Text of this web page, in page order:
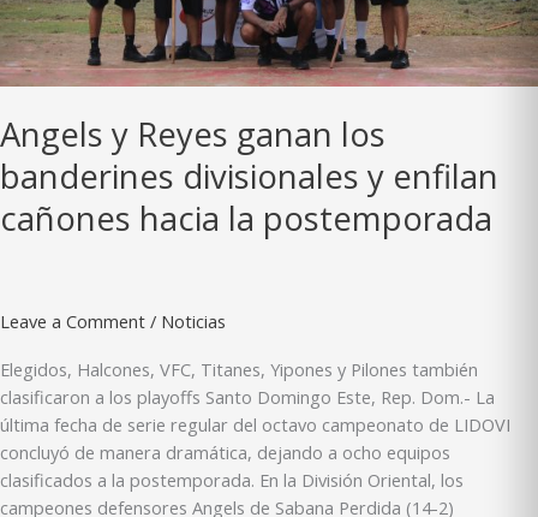
Angels y Reyes ganan los
banderines divisionales y enfilan
cañones hacia la postemporada
Leave a Comment / Noticias
Elegidos, Halcones, VFC, Titanes, Yipones y Pilones también
clasificaron a los playoffs Santo Domingo Este, Rep. Dom.- La
última fecha de serie regular del octavo campeonato de LIDOVI
concluyó de manera dramática, dejando a ocho equipos
clasificados a la postemporada. En la División Oriental, los
campeones defensores Angels de Sabana Perdida (14-2)